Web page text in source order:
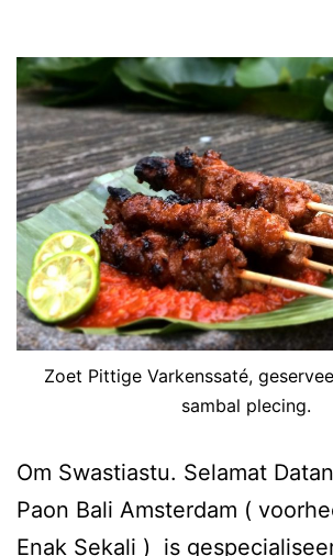
Zoet Pittige Varkenssaté,
sambal plecing.
Om Swastiastu. Selamat
Paon Bali Amsterdam (
Enak Sekali ) is